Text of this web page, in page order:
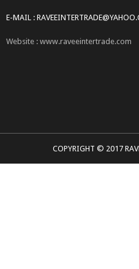
E-MAIL :
Website : www.raveeintertrade.com
COPYRIGHT © 2017